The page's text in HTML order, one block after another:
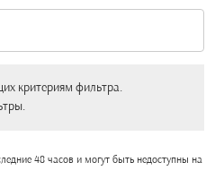
критериям фильтра.
48 часов и могут быть недоступны на